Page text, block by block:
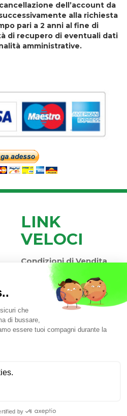
dell’account da
alla richiesta
pari a 2 anni al fine di
di recupero di eventuali dati
amministrative.
LINK
VELOCI
Condizioni di Vendita
Modalità di Pagamento
Modalità di Spedizione
e Ritiro
(VE)
R.E.A.: VE-358876